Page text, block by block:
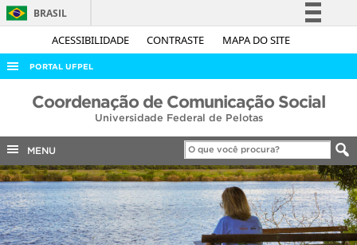
ACESSIBILIDADE CONTRASTE MAPA DO SITE
BRASIL
Simplifique!
Acesso à informação
Legislação
Canais
PORTAL UFPEL
ACESSO À INFORMAÇÃO
COBALTO
CONCURSOS
EDITAIS
INTERNACIONAL
Coordenação de Comunicação Social
Universidade Federal de Pelotas
MENU